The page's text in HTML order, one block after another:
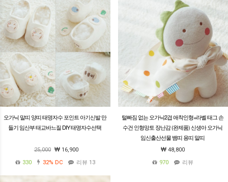
오가닉 말띠 양띠 태명자수 포인트 아기신발 만
들기 임산부 태교바느질 DIY 태명자수선택
25,000
16,900
330
32% DC 리뷰 13
털빠짐 없는 오가닉2겹 애착인형+라벨 태그 손
수건 인형망토 장난감 (완제품) 신생아 오가닉
임신출산선물 뱀띠 용띠 말띠
48,800
970
리뷰